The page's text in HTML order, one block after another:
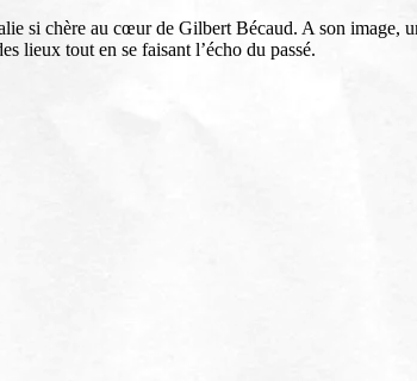
si chère au cœur de Gilbert Bécaud. A son image,
lieux tout en se faisant l’écho du passé.